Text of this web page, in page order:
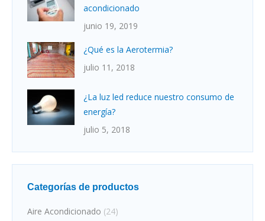
acondicionado
junio 19, 2019
¿Qué es la Aerotermia?
julio 11, 2018
¿La luz led reduce nuestro consumo de
energía?
julio 5, 2018
Categorías de productos
Aire Acondicionado (24)